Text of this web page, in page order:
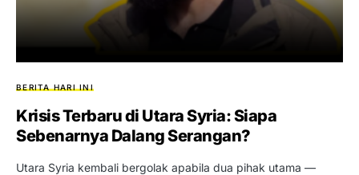
BERITA HARI INI
Krisis Terbaru di Utara Syria: Siapa
Sebenarnya Dalang Serangan?
Utara Syria kembali bergolak apabila dua pihak utama —